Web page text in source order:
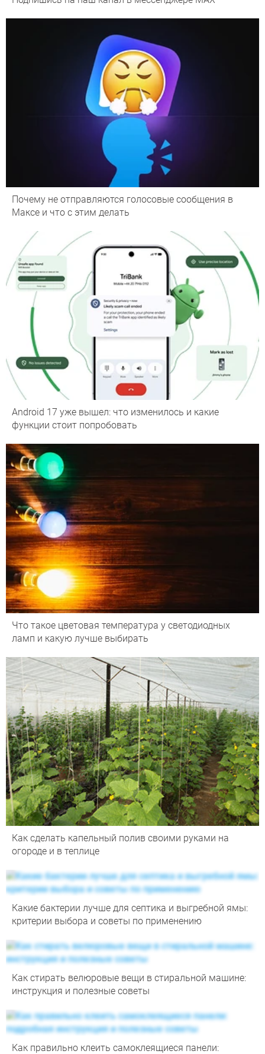
Почему не отправляются голосовые сообщения в
Максе и что с этим делать
Android 17 уже вышел: что изменилось и какие
функции стоит попробовать
Что такое цветовая температура у светодиодных
ламп и какую лучше выбирать
Как сделать капельный полив своими руками на
огороде и в теплице
Какие бактерии лучше для септика и выгребной ямы:
критерии выбора и советы по применению
Как стирать велюровые вещи в стиральной машине:
инструкция и полезные советы
Как правильно клеить самоклеящиеся панели: